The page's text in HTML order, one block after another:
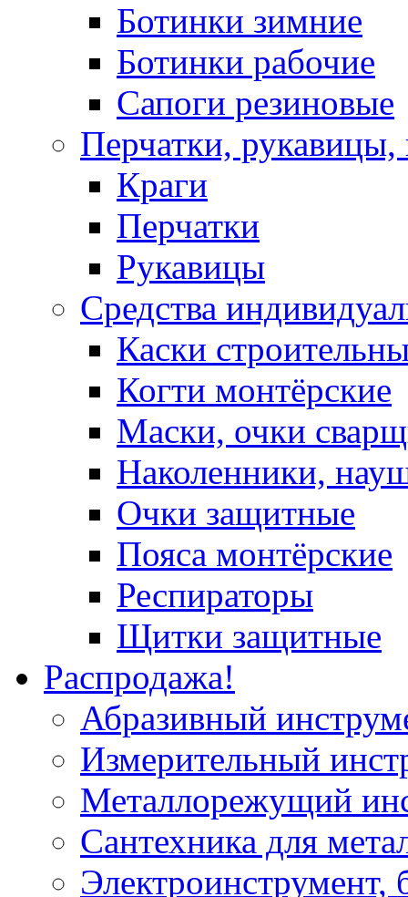
Ботинки зимние
Ботинки рабочие
Сапоги резиновые
Перчатки, рукавицы,
Краги
Перчатки
Рукавицы
Средства
Каски
Когти монтёрские
Маски, очки
Наколенники,
Очки защитные
Пояса монтёрские
Респираторы
Щитки защитные
Распродажа!
Абразивный
Измерительный
Металлорежущий
Сантехника для
Электроинструмент,